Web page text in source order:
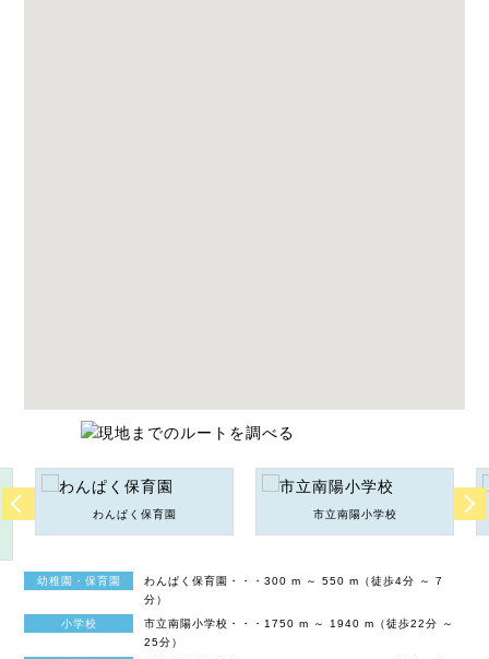
わんぱく保育園 市立南陽小学校
幼稚園・保育園
わんぱく保育園・・・300 m ～ 550 m（徒歩4分 ～ 7
分）
小学校
市立南陽小学校・・・1750 m ～ 1940 m（徒歩22分 ～
25分）